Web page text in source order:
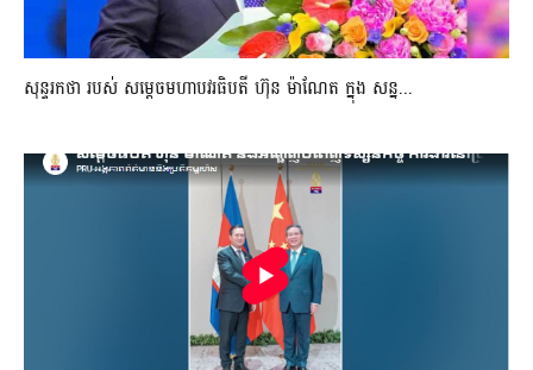
សុន្ទរកថា របស់ សម្ដេចមហាបវរធិបតី ហ៊ុន ម៉ាណែត ក្នុង សន្ន...